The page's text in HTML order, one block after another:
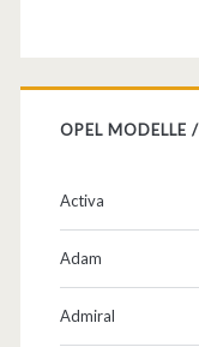
OPEL MODELLE
Activa
Adam
Admiral